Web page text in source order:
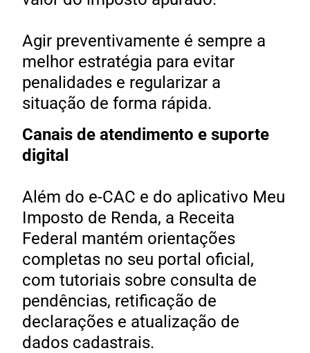
Agir preventivamente é sempre a
melhor estratégia para evitar
penalidades e regularizar a
situação de forma rápida.
Canais de atendimento e suporte
digital
Além do e-CAC e do aplicativo Meu
Imposto de Renda, a Receita
Federal mantém orientações
completas no seu portal oficial,
com tutoriais sobre consulta de
pendências, retificação de
declarações e atualização de
dados cadastrais.